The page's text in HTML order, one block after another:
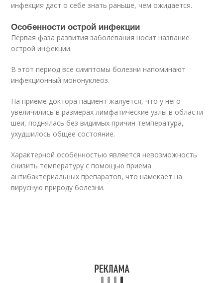
инфекция даст о себе знать раньше, чем ожидается.
Особенности острой инфекции
Первая фаза развития заболевания носит название
острой инфекции.
В этот период все симптомы болезни напоминают
инфекционный мононуклеоз.
На приеме доктора пациент жалуется, что у него
увеличились в размерах лимфатические узлы в области
шеи, поднялась без видимых причин температура,
ухудшилось общее состояние.
Характерной особенностью является невозможность
снизить температуру с помощью приема
антибактериальных препаратов, что намекает на
вирусную природу болезни.